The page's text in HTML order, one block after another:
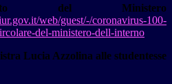
del Ministero
web/guest/-/coronavirus-100-
del-ministero-dell-interno
Lucia Azzolina alle studentesse